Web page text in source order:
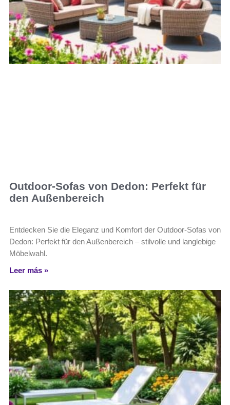
Outdoor-Sofas von Dedon: Perfekt für
den Außenbereich
Entdecken Sie die Eleganz und Komfort der Outdoor-Sofas von
Dedon: Perfekt für den Außenbereich – stilvolle und langlebige
Möbelwahl.
Leer más »